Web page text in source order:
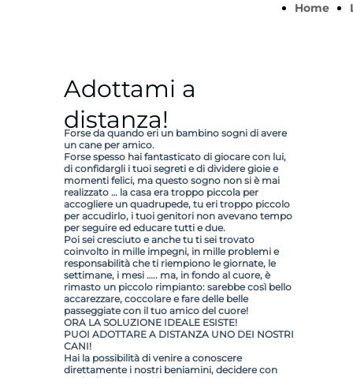
Home
Adottami a
distanza!
Forse da quando eri un bambino sogni di avere
un cane per amico.
Forse spesso hai fantasticato di giocare con lui,
di confidargli i tuoi segreti e di dividere gioie e
momenti felici, ma questo sogno non si è mai
realizzato … la casa era troppo piccola per
accogliere un quadrupede, tu eri troppo piccolo
per accudirlo, i tuoi genitori non avevano tempo
per seguire ed educare tutti e due.
Poi sei cresciuto e anche tu ti sei trovato
coinvolto in mille impegni, in mille problemi e
responsabilità che ti riempiono le giornate, le
settimane, i mesi ….. ma, in fondo al cuore, è
rimasto un piccolo rimpianto: sarebbe così bello
accarezzare, coccolare e fare delle belle
passeggiate con il tuo amico del cuore!
ORA LA SOLUZIONE IDEALE ESISTE!
PUOI ADOTTARE A DISTANZA UNO DEI NOSTRI
CANI!
Hai la possibilità di venire a conoscere
direttamente i nostri beniamini, decidere con